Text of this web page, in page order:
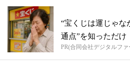
“宝くじは運じゃな
通点”を知っただけ
PR(合同会社デジタルファ